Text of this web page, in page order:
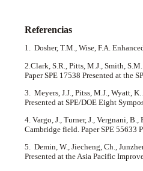
Referencias
1. Dosher, T.M., Wise, F.A.
2.Clark, S.R., Pitts, M.J., Smith,
Paper SPE 17538 Presented at the
3. Meyers, J.J., Pitss, M.J., Wyatt,
Presented at SPE/DOE Eight
4. Vargo, J., Turner, J., Vergnani,
Cambridge field. Paper SPE 55633
5. Demin, W., Jiecheng, Ch.,
Presented at the Asia Pacific